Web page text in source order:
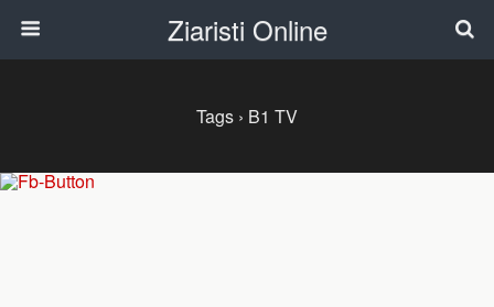
Ziaristi Online
Tags › B1 TV